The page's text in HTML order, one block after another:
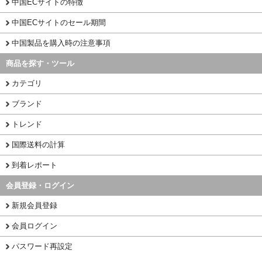
中国ECサイトの特徴
中国ECサイトのセール期間
中国製品を購入時の注意事項
商品を探す・ツール
カテゴリ
ブランド
トレンド
国際送料の計算
到着レポート
会員登録・ログイン
新規会員登録
会員ログイン
パスワード再設定